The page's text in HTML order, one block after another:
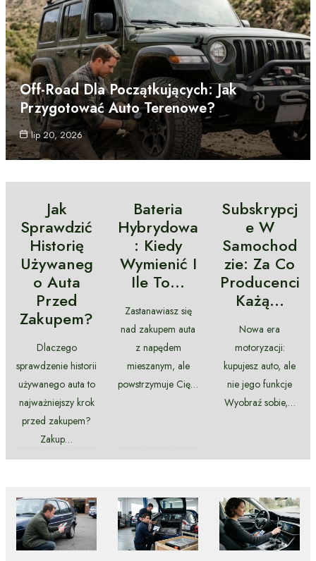
Off-Road Dla Początkujących: Jak
Przygotować Auto Terenowe?
lip 20, 2026
Jak
Sprawdzić
Historię
Używaneg
O Auta
Przed
Zakupem?
Dlaczego
sprawdzenie historii
używanego auta to
najważniejszy krok
przed zakupem?
Zakup…
Bateria
Hybrydowa
: Kiedy
Wymienić I
Ile To…
Zastanawiasz się
nad zakupem auta
z napędem
mieszanym, ale
powstrzymuje Cię…
Subskrypcj
E W
Samochod
Zie: Za Co
Producenci
Każą…
Nowa era
motoryzacji:
kupujesz auto, ale
nie jego funkcje
Wyobraź sobie,…